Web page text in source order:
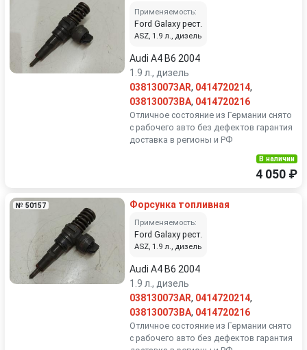
Применяемость:
Ford Galaxy рест.
ASZ, 1.9 л., дизель
Audi A4 B6 2004
1.9 л., дизель
038130073AR, 0414720214,
038130073BA, 0414720216
Отличное состояние из Германии снято
с рабочего авто без дефектов гарантия
доставка в регионы и РФ
В наличии
4 050 ₽
№ 50157 Форсунка топливная
Применяемость:
Ford Galaxy рест.
ASZ, 1.9 л., дизель
Audi A4 B6 2004
1.9 л., дизель
038130073AR, 0414720214,
038130073BA, 0414720216
Отличное состояние из Германии снято
с рабочего авто без дефектов гарантия